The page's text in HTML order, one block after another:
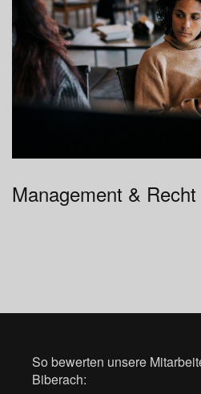
Management & Recht
So bewerten unsere
Biberach: